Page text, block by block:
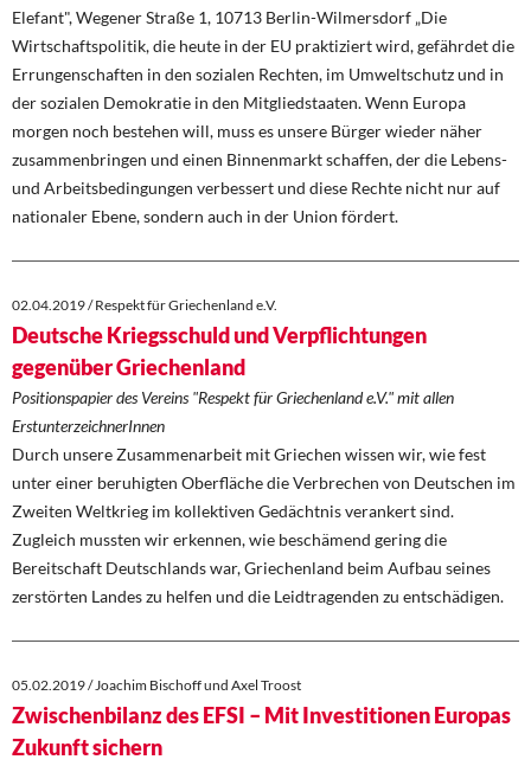
Elefant", Wegener Straße 1, 10713 Berlin-Wilmersdorf „Die
Wirtschaftspolitik, die heute in der EU praktiziert wird, gefährdet die
Errungenschaften in den sozialen Rechten, im Umweltschutz und in
der sozialen Demokratie in den Mitgliedstaaten. Wenn Europa
morgen noch bestehen will, muss es unsere Bürger wieder näher
zusammenbringen und einen Binnenmarkt schaffen, der die Lebens-
und Arbeitsbedingungen verbessert und diese Rechte nicht nur auf
nationaler Ebene, sondern auch in der Union fördert.
02.04.2019 / Respekt für Griechenland e.V.
Deutsche Kriegsschuld und Verpflichtungen
gegenüber Griechenland
Positionspapier des Vereins "Respekt für Griechenland e.V." mit allen
ErstunterzeichnerInnen
Durch unsere Zusammenarbeit mit Griechen wissen wir, wie fest
unter einer beruhigten Oberfläche die Verbrechen von Deutschen im
Zweiten Weltkrieg im kollektiven Gedächtnis verankert sind.
Zugleich mussten wir erkennen, wie beschämend gering die
Bereitschaft Deutschlands war, Griechenland beim Aufbau seines
zerstörten Landes zu helfen und die Leidtragenden zu entschädigen.
05.02.2019 / Joachim Bischoff und Axel Troost
Zwischenbilanz des EFSI – Mit Investitionen Europas
Zukunft sichern